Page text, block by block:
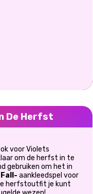
De Herfst
voor Violets
om de herfst in te
gebruiken om het in
aankleedspel voor
herfstoutfit je kunt